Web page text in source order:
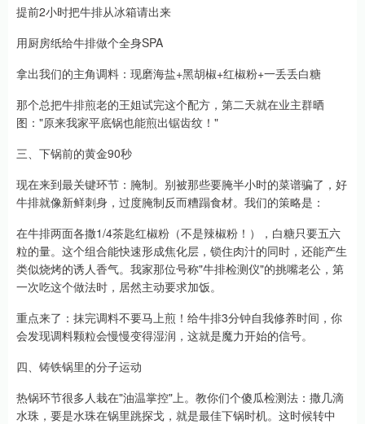
提前2小时把牛排从冰箱请出来
用厨房纸给牛排做个全身SPA
拿出我们的主角调料：现磨海盐+黑胡椒+红椒粉+一丢丢白糖
那个总把牛排煎老的王姐试完这个配方，第二天就在业主群晒
图："原来我家平底锅也能煎出锯齿纹！"
三、下锅前的黄金90秒
现在来到最关键环节：腌制。别被那些要腌半小时的菜谱骗了，好
牛排就像新鲜刺身，过度腌制反而糟蹋食材。我们的策略是：
在牛排两面各撒1/4茶匙红椒粉（不是辣椒粉！），白糖只要五六
粒的量。这个组合能快速形成焦化层，锁住肉汁的同时，还能产生
类似烧烤的诱人香气。我家那位号称"牛排检测仪"的挑嘴老公，第
一次吃这个做法时，居然主动要求加饭。
重点来了：抹完调料不要马上煎！给牛排3分钟自我修养时间，你
会发现调料颗粒会慢慢变得湿润，这就是魔力开始的信号。
四、铸铁锅里的分子运动
热锅环节很多人栽在"油温掌控"上。教你们个傻瓜检测法：撒几滴
水珠，要是水珠在锅里跳探戈，就是最佳下锅时机。这时候转中